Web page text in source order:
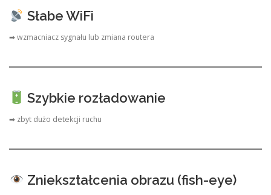
Słabe WiFi
➡ wzmacniacz sygnału lub zmiana routera
Szybkie rozładowanie
➡ zbyt dużo detekcji ruchu
Zniekształcenia obrazu (fish-eye)